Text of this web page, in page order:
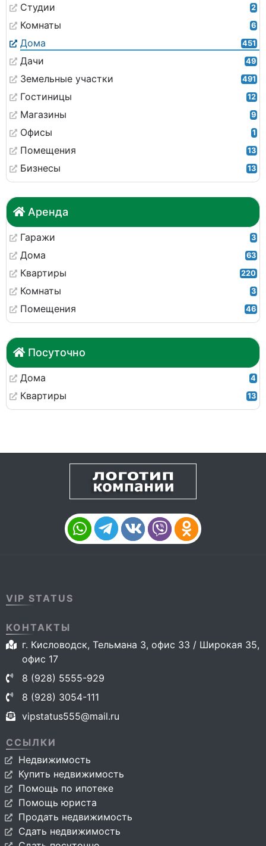
Студии 2
Комнаты 6
Дома 451
Дачи 49
Земельные участки 491
Гостиницы 12
Магазины 9
Офисы 1
Помещения 13
Бизнесы 13
Аренда
Гаражи 3
Дома 63
Квартиры 220
Комнаты 3
Помещения 46
Посуточно
Дома 4
Квартиры 13
VIP STATUS
КОНТАКТЫ
г. Кисловодск, Тельмана 3, офис 33 / Широкая 35,
офис 17
8 (928) 5555-929
8 (928) 3054-111
vipstatus555@mail.ru
ССЫЛКИ
Недвижимость
Купить недвижимость
Помощь по ипотеке
Помощь юриста
Продать недвижимость
Сдать недвижимость